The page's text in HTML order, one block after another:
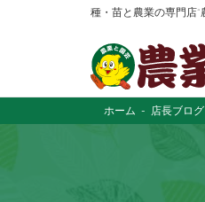
種・苗と農業の専門店
ホーム 店長ブログ